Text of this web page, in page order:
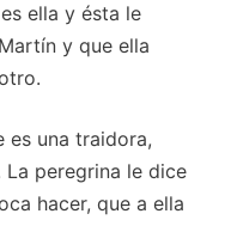
ella y ésta le
y que ella
es una traidora,
La peregrina le dice
hacer, que a ella